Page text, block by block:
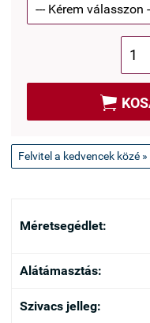

Felvitel a kedvencek közé »
Méretsegédlet:
Alátámasztás:
Szivacs jelleg: